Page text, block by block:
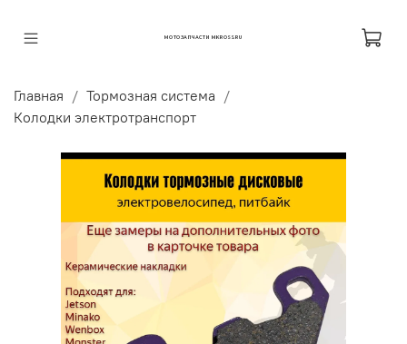
МОТОЗАПЧАСТИ MKROSS.RU
Главная
Тормозная система
Колодки электротранспорт